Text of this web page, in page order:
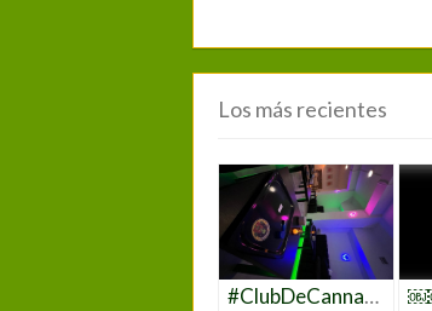
Los más recientes
#ClubDeCannabis #ClubCannabisMadrid #CannabisMadrid #CannabisClub #CannabisCommunity #CannabisLovers #CannabisCulture #CannabisEnMadrid #MarihuanaMadrid #WeedClubMadrid #CannabisEspaña #CannabisClubLife #CannabisExperience #JoinTheClub #CannabisSocialClub #CannabisEvents #CannabisEducation #CannabisNetworking